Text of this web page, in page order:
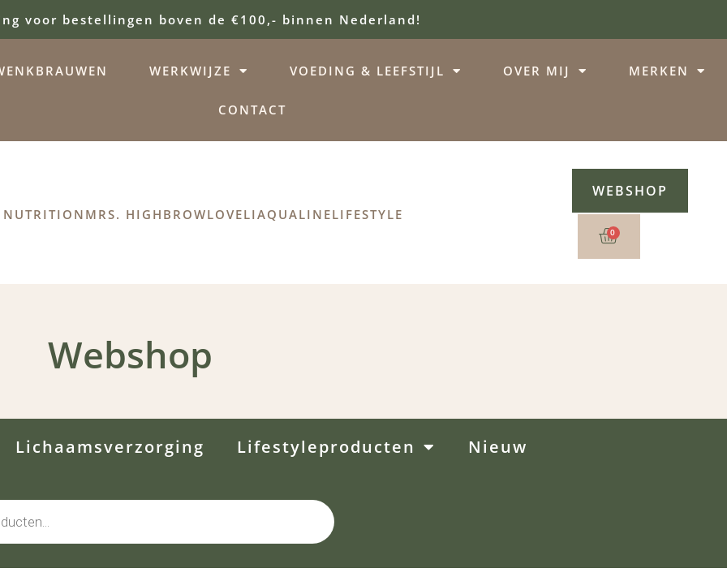
voor bestellingen boven de €100,- binnen Nederland!
WERKWIJZE VOEDING & LEEFSTIJL OVER MIJ MERKEN
CONTACT
MRS. HIGHBROWLOVELIAQUALINELIFESTYLE
WEBSHOP
0
Webshop
Lichaamsverzorging Lifestyleproducten Nieuw